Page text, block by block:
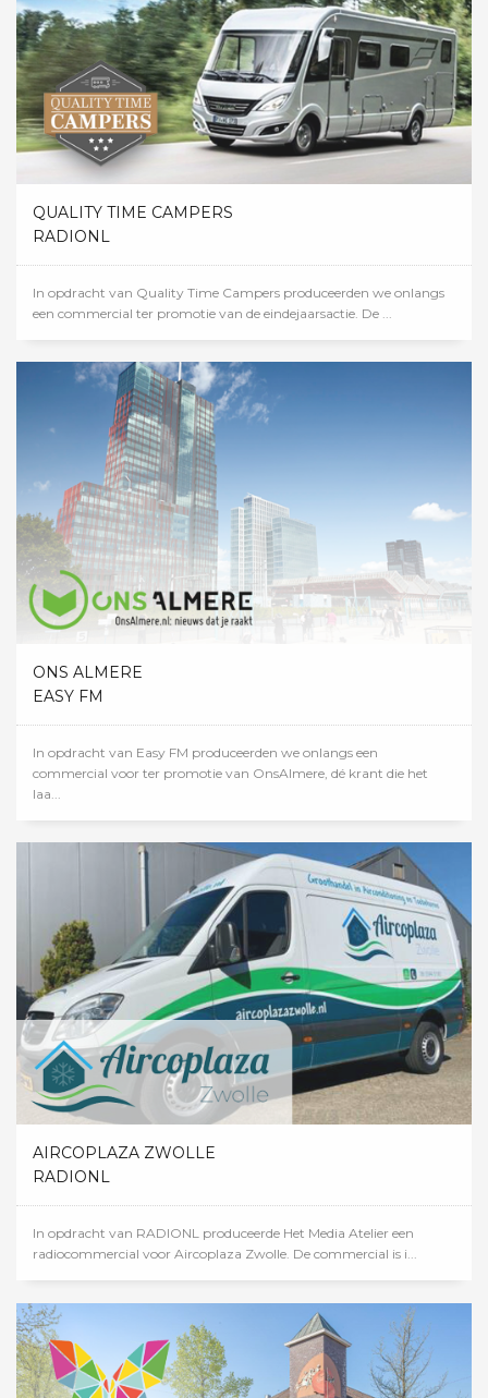
QUALITY TIME CAMPERS
RADIONL
In opdracht van Quality Time Campers produceerden we onlangs
een commercial ter promotie van de eindejaarsactie. De ...
ONS ALMERE
EASY FM
In opdracht van Easy FM produceerden we onlangs een
commercial voor ter promotie van OnsAlmere, dé krant die het
laa...
AIRCOPLAZA ZWOLLE
RADIONL
In opdracht van RADIONL produceerde Het Media Atelier een
radiocommercial voor Aircoplaza Zwolle. De commercial is i...